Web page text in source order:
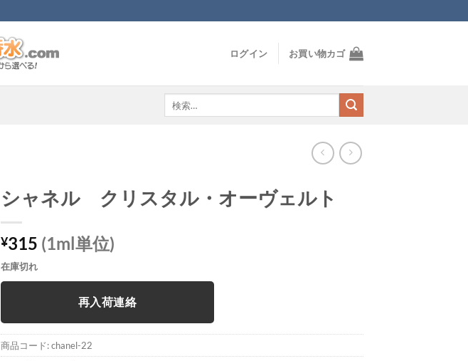
ログイン お買い物カゴ
シャネル クリスタル・オーヴェルト
¥315 (1ml単位)
在庫切れ
再入荷連絡
商品コード:chanel-22